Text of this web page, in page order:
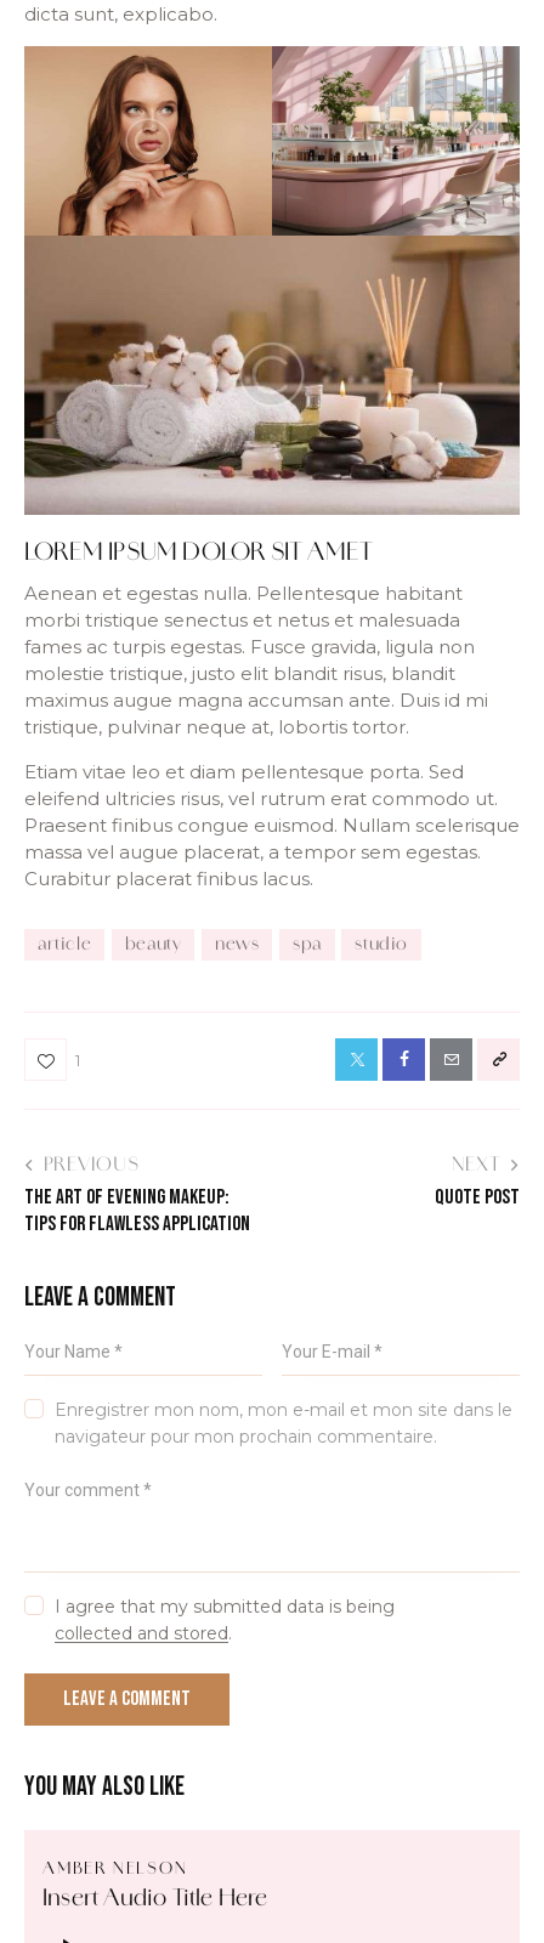
dicta sunt, explicabo.
LOREM IPSUM DOLOR SIT AMET
Aenean et egestas nulla. Pellentesque habitant
morbi tristique senectus et netus et malesuada
fames ac turpis egestas. Fusce gravida, ligula non
molestie tristique, justo elit blandit risus, blandit
maximus augue magna accumsan ante. Duis id mi
tristique, pulvinar neque at, lobortis tortor.
Etiam vitae leo et diam pellentesque porta. Sed
eleifend ultricies risus, vel rutrum erat commodo ut.
Praesent finibus congue euismod. Nullam scelerisque
massa vel augue placerat, a tempor sem egestas.
Curabitur placerat finibus lacus.
article beauty news spa studio
1
PREVIOUS
THE ART OF EVENING MAKEUP:
TIPS FOR FLAWLESS APPLICATION
NEXT
QUOTE POST
LEAVE A COMMENT
Enregistrer mon nom, mon e-mail et mon site dans le
navigateur pour mon prochain commentaire.
I agree that my submitted data is being
collected and stored.
YOU MAY ALSO LIKE
AMBER NELSON
Insert Audio Title Here